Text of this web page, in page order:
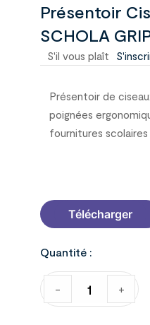
Présentoir
SCHOLA
S'il vous plaît
Présentoir de
poignées
fournitures
Télécharger
Quantité :
- +